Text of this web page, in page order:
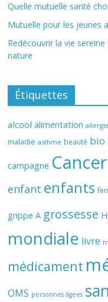
Quelle mutuelle santé
Mutuelle pour les jeunes
Redécouvrir la vie
nature
Étiquettes
alcool alimentation allergie
maladie asthme beauté bio
campagne Cancer
enfant enfants
grippe A grossesse
mondiale livre
médicament
OMS personnes âgées